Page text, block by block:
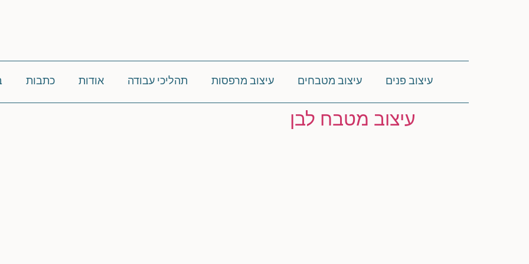
עיצוב פנים עיצוב מטבחים עיצוב מרפסות תהליכי עבודה אודות כתבות
עיצוב מטבח לבן